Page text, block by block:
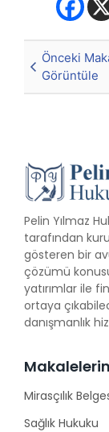
Önceki
Görüntüle
Pelin Yılmaz
tarafından
gösteren bir
çözümü
yatırımlar ile
ortaya
danışmanlık
Mirasçılık
Sağlık Hukuku